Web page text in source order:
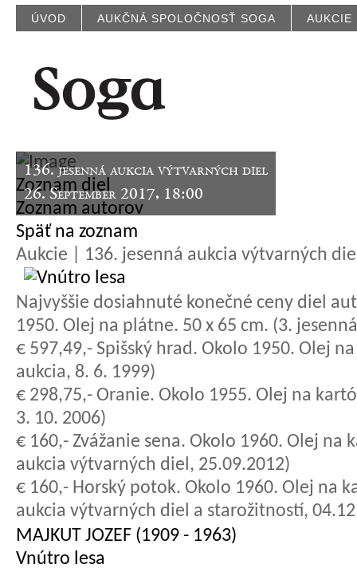
ÚVOD AUKČNÁ SPOLOČNOSŤ SOGA AUKCIE
136. jesenná aukcia výtvarných diel
26. September 2017, 18:00
Zoznam diel
Zoznam autorov
Späť na zoznam
Aukcie | 136. jesenná aukcia výtvarných
Najvyššie dosiahnuté konečné ceny diel
1950. Olej na plátne. 50 x 65 cm. (3.
€ 597,49,- Spišský hrad. Okolo 1950. Olej
aukcia, 8. 6. 1999)
€ 298,75,- Oranie. Okolo 1955. Olej na
3. 10. 2006)
€ 160,- Zvážanie sena. Okolo 1960. Olej na
aukcia výtvarných diel, 25.09.2012)
€ 160,- Horský potok. Okolo 1960. Olej na
aukcia výtvarných diel a starožitností,
MAJKUT JOZEF (1909 - 1963)
Vnútro lesa